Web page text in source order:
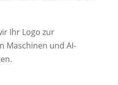
Ihr Logo zur
Maschinen und AI-